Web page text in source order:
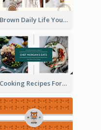
Brown Daily Life YouTube Channel Art
Cooking Recipes For Beginners YouTube Channel Art